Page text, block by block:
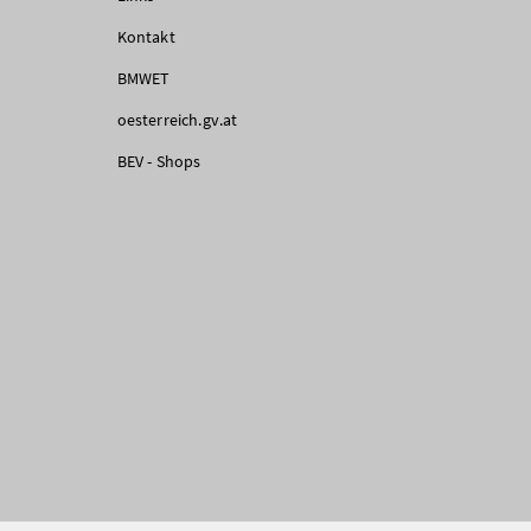
Kontakt
BMWET
oesterreich.gv.at
BEV - Shops